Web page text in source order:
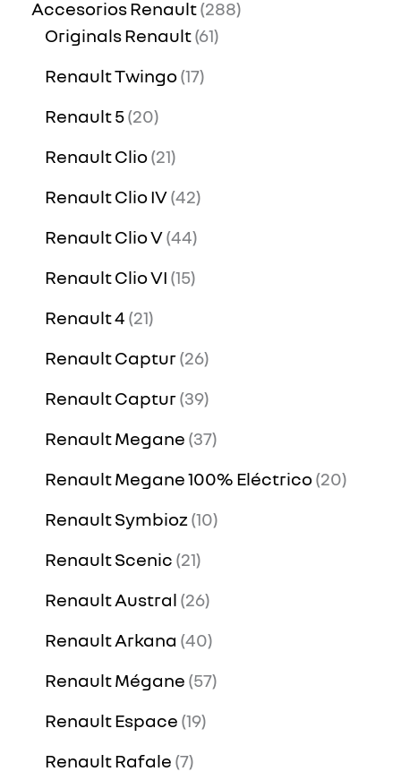
Accesorios Renault 288
Originals Renault 61
Renault Twingo 17
Renault 5 20
Renault Clio 21
Renault Clio IV 42
Renault Clio V 44
Renault Clio VI 15
Renault 4 21
Renault Captur 26
Renault Captur 39
Renault Megane 37
Renault Megane 100% Eléctrico 20
Renault Symbioz 10
Renault Scenic 21
Renault Austral 26
Renault Arkana 40
Renault Mégane 57
Renault Espace 19
Renault Rafale 7